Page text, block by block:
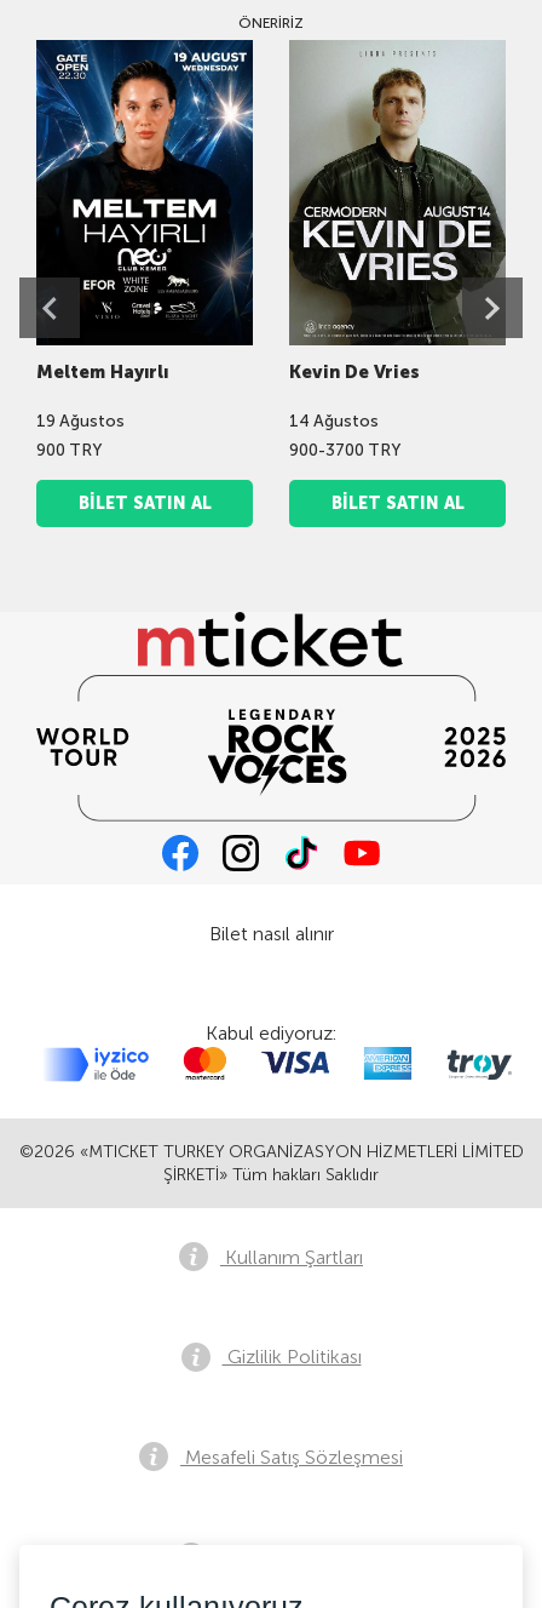
ÖNERIRIZ
Meltem Hayırlı
19 Ağustos
900 TRY
BILET SATIN AL
Kevin De Vries
14 Ağustos
900-3700 TRY
BILET SATIN AL
©2026 «MTICKET TURKEY ORGANİZASYON HİZMETLERİ LİMİTED
ŞİRKETİ» Tüm hakları Saklıdır
Bilet nasıl alınır
Kabul ediyoruz:
Kullanım Şartları
Gizlilik Politikası
Mesafeli Satış Sözleşmesi